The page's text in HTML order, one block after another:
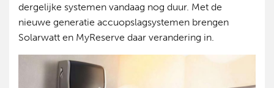
dergelijke systemen vandaag nog duur. Met de
nieuwe generatie accuopslagsystemen brengen
Solarwatt en MyReserve daar verandering in.